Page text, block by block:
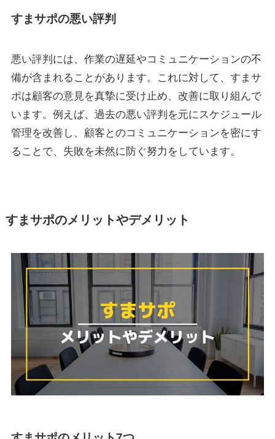
すまサポの悪い評判
悪い評判には、作業の遅延やコミュニケーションの不
備が含まれることがあります。これに対して、すまサ
ポは顧客の意見を真摯に受け止め、改善に取り組んで
います。例えば、過去の悪い評判を元にスケジュール
管理を改善し、顧客とのコミュニケーションを密にす
ることで、失敗を未然に防ぐ努力をしています。
すまサポのメリットやデメリット